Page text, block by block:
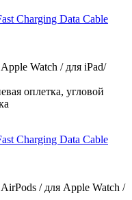
Charging Data Cable
Watch / для iPad/
оплетка, угловой
Charging Data Cable
/ для Apple Watch /